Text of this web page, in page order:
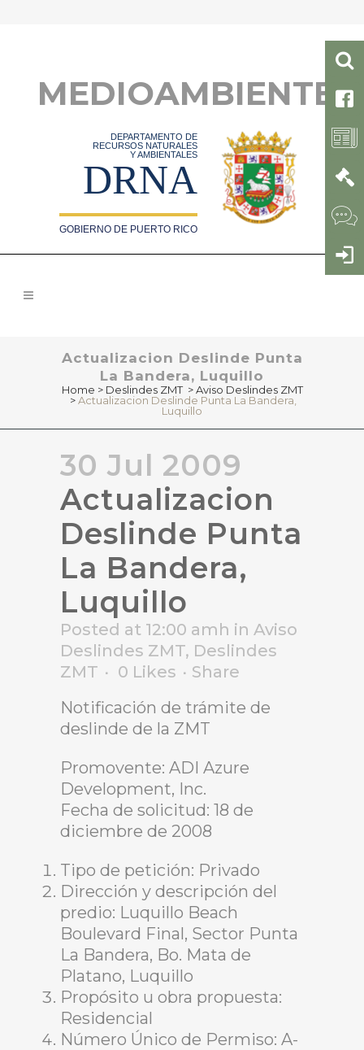
MEDIOAMBIENTE
DEPARTAMENTO DE
RECURSOS NATURALES
Y AMBIENTALES
DRNA
GOBIERNO DE PUERTO RICO
Actualizacion Deslinde Punta
La Bandera, Luquillo
Home > Deslindes ZMT >Aviso Deslindes ZMT
>Actualizacion Deslinde Punta La Bandera,
Luquillo
30 Jul 2009
Actualizacion
Deslinde Punta
La Bandera,
Luquillo
Posted at 12:00 amh in Aviso
Deslindes ZMT, Deslindes
ZMT
0 Likes
Share
Notificación de trámite de
deslinde de la ZMT
Promovente: ADI Azure
Development, Inc.
Fecha de solicitud: 18 de
diciembre de 2008
Tipo de petición: Privado
Dirección y descripción del
predio: Luquillo Beach
Boulevard Final, Sector Punta
La Bandera, Bo. Mata de
Platano, Luquillo
Propósito u obra propuesta:
Residencial
Número Único de Permiso: A-